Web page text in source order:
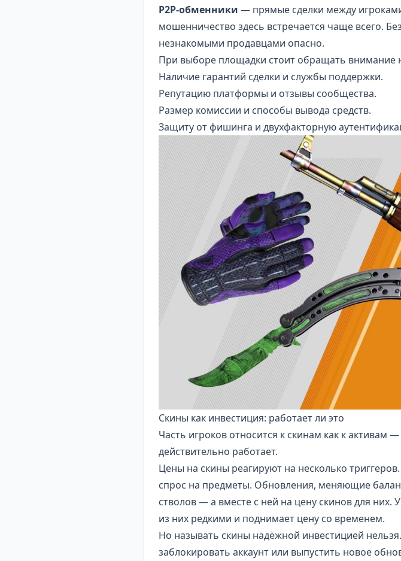
P2P-обменники — прямые сделки между
мошенничество здесь встречается чаще всего.
незнакомыми продавцами опасно.
При выборе площадки стоит обращать внимание
Наличие гарантий сделки и службы поддержки.
Репутацию платформы и отзывы сообщества.
Размер комиссии и способы вывода средств.
Защиту от фишинга и двухфакторную
Скины как инвестиция: работает ли это
Часть игроков относится к скинам как к
действительно работает.
Цены на скины реагируют на несколько
спрос на предметы. Обновления, меняющие
стволов — а вместе с ней на цену скинов для них.
из них редкими и поднимает цену со временем.
Но называть скины надёжной инвестицией
заблокировать аккаунт или выпустить новое